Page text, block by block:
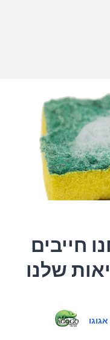
חייבים
שלנו
אגוגו